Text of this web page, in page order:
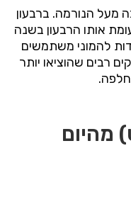
מעל הנורמה. ברבעון
אותו הרבעון בשנה
להמוני משתמשים
רבים שהוציאו יותר
מהיום